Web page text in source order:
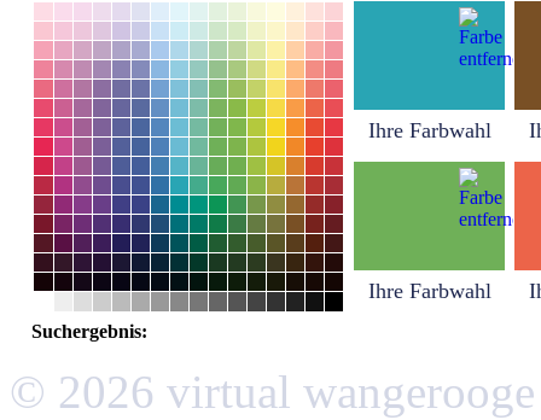
Ihre Farbwahl
Ihre Farbwahl
Suchergebnis:
© 2026 virtual wangerooge